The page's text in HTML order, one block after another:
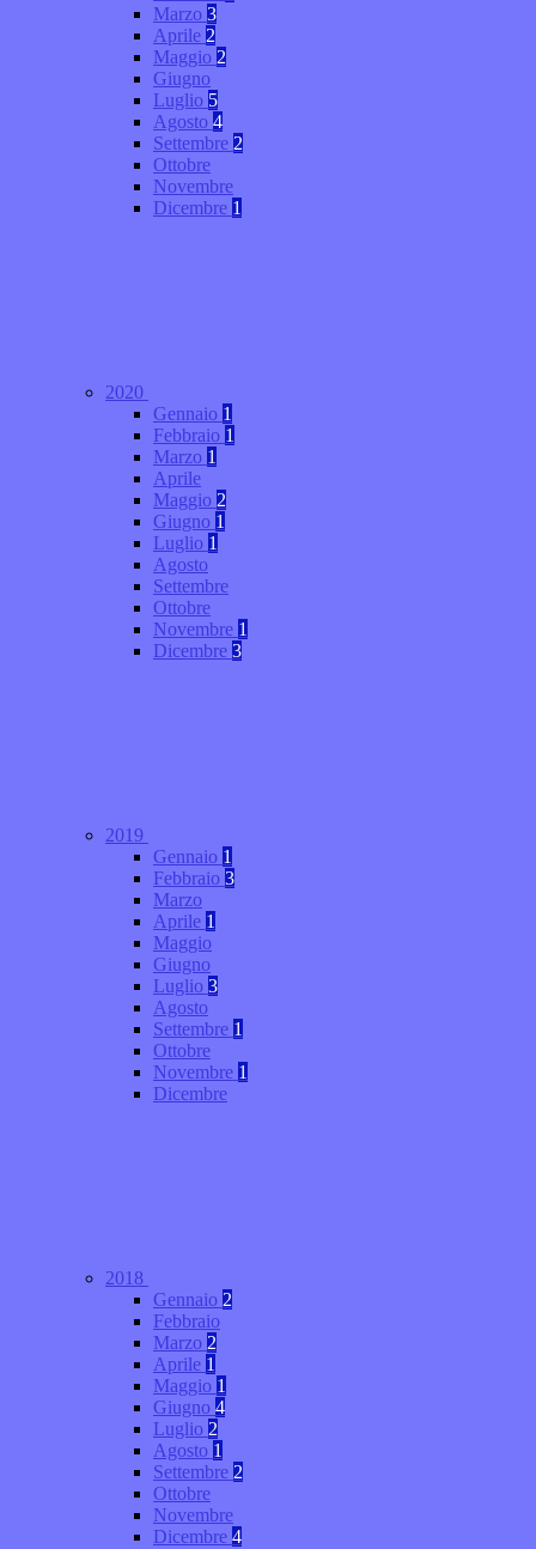
Marzo 3
Aprile 2
Maggio 2
Giugno
Luglio 5
Agosto 4
Settembre 2
Ottobre
Novembre
Dicembre 1
2020
Gennaio 1
Febbraio 1
Marzo 1
Aprile
Maggio 2
Giugno 1
Luglio 1
Agosto
Settembre
Ottobre
Novembre 1
Dicembre 3
2019
Gennaio 1
Febbraio 3
Marzo
Aprile 1
Maggio
Giugno
Luglio 3
Agosto
Settembre 1
Ottobre
Novembre 1
Dicembre
2018
Gennaio 2
Febbraio
Marzo 2
Aprile 1
Maggio 1
Giugno 4
Luglio 2
Agosto 1
Settembre 2
Ottobre
Novembre
Dicembre 4